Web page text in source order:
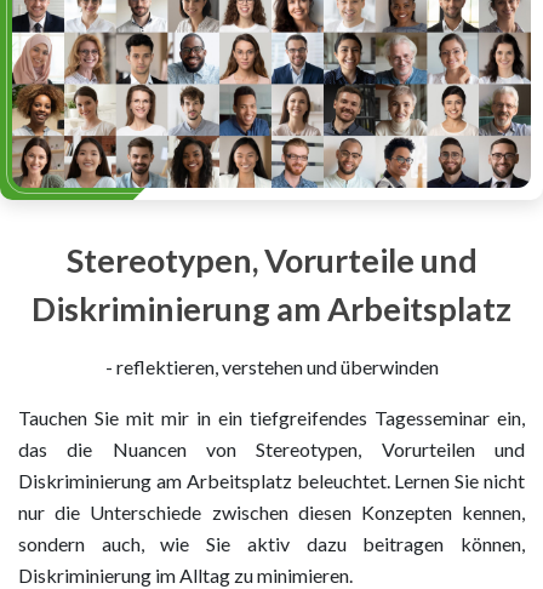
Stereotypen, Vorurteile und
Diskriminierung am Arbeitsplatz
- reflektieren, verstehen und überwinden
Tauchen Sie mit mir in ein tiefgreifendes Tagesseminar ein,
das die Nuancen von Stereotypen, Vorurteilen und
Diskriminierung am Arbeitsplatz beleuchtet. Lernen Sie nicht
nur die Unterschiede zwischen diesen Konzepten kennen,
sondern auch, wie Sie aktiv dazu beitragen können,
Diskriminierung im Alltag zu minimieren.